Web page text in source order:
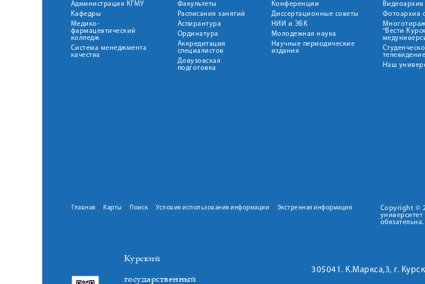
Администрация КГМУ
Кафедры
Медико-
фармацевтический
колледж
Система менеджмента
качества
Факультеты
Расписания занятий
Аспирантура
Ординатура
Аккредитация
специалистов
Довузовская
подготовка
Конференции
Диссертационные советы
НИИ и ЭБК
Молодежная наука
Научные периодические
издания
Фотоархив
"Вести
Наш
Главная Карты Поиск Условия использования информации Экстренная информация
Copyright ©
Курский
государственный
305041. К.Маркса,3, г.